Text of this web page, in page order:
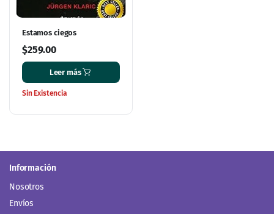
Estamos ciegos
$259.00
Leer más
Sin Existencia
Información
Nosotros
Envíos